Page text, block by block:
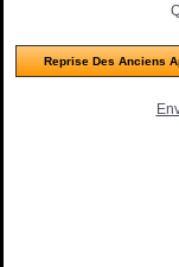
Reprise Des Anciens